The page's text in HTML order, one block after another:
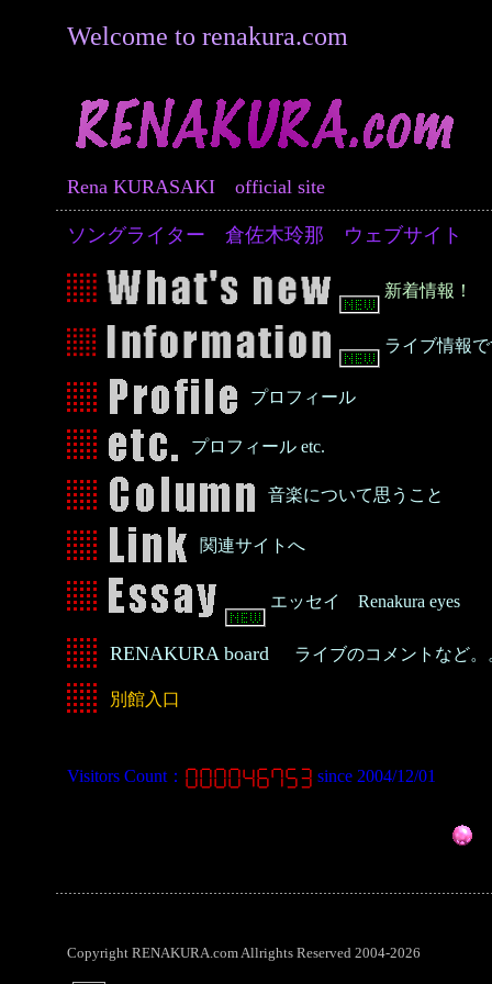
Welcome to renakura.com
Rena KURASAKI official site
ソングライター 倉佐木玲那 ウェブサイト
新着情報！
ライブ情報
プロフィール
プロフィール etc.
音楽について思うこと
関連サイトへ
エッセイ Renakura eyes
RENAKURA board ライブのコメントなど。
別館入口
Visitors Count： since 2004/12/01
Copyright RENAKURA.com Allrights Reserved 2004-2026